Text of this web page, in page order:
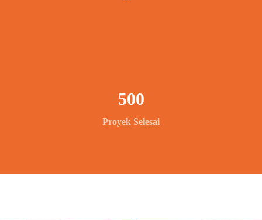
Proyek Selesai
500